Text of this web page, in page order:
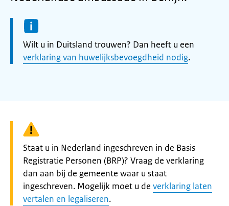
Informatie:
Wilt u in Duitsland trouwen? Dan heeft u een
verklaring van huwelijksbevoegdheid nodig.
Waarschuwing:
Staat u in Nederland ingeschreven in de Basis
Registratie Personen (BRP)? Vraag de verklaring
dan aan bij de gemeente waar u staat
ingeschreven. Mogelijk moet u de verklaring laten
vertalen en legaliseren.